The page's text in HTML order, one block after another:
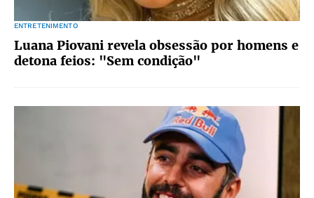
ENTRETENIMENTO
Luana Piovani revela obsessão por homens e
detona feios: "Sem condição"